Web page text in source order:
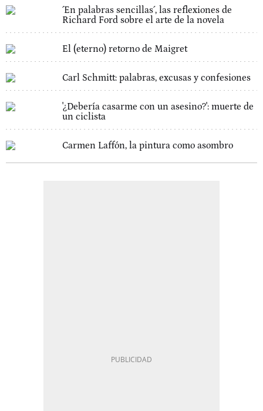
´En palabras sencillas´, las reflexiones de
Richard Ford sobre el arte de la novela
El (eterno) retorno de Maigret
Carl Schmitt: palabras, excusas y confesiones
'¿Debería casarme con un asesino?': muerte de
un ciclista
Carmen Laffón, la pintura como asombro